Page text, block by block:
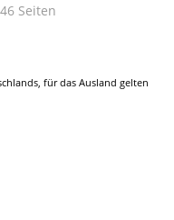
Seiten
für das Ausland gelten